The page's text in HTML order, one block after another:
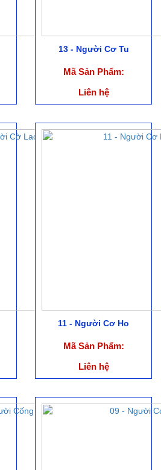
13 - Người Cơ Tu
Mã Sản Phẩm:
Liên hệ
11 - Người Cơ Ho
Mã Sản Phẩm:
Liên hệ